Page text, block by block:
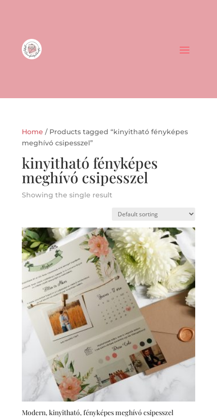
Home / Products tagged “kinyitható fényképes
meghívó csipesszel”
kinyitható fényképes
meghívó csipesszel
Showing the single result
Modern, kinyitható, fényképes meghívó csipesszel